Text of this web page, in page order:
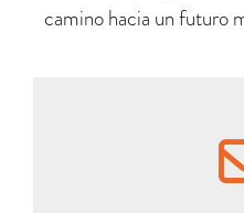
camino hacia un futuro